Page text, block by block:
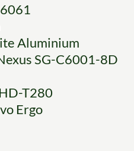
Aluminium
SG-C6001-8D
T280
Ergo